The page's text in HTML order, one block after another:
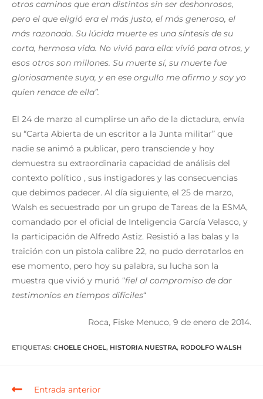
otros caminos que eran distintos sin ser deshonrosos,
pero el que eligió era el más justo, el más generoso, el
más razonado. Su lúcida muerte es una síntesis de su
corta, hermosa vida. No vivió para ella: vivió para otros, y
esos otros son millones. Su muerte sí, su muerte fue
gloriosamente suya, y en ese orgullo me afirmo y soy yo
quien renace de ella”.
El 24 de marzo al cumplirse un año de la dictadura, envía
su “Carta Abierta de un escritor a la Junta militar” que
nadie se animó a publicar, pero transciende y hoy
demuestra su extraordinaria capacidad de análisis del
contexto político , sus instigadores y las consecuencias
que debimos padecer. Al día siguiente, el 25 de marzo,
Walsh es secuestrado por un grupo de Tareas de la ESMA,
comandado por el oficial de Inteligencia García Velasco, y
la participación de Alfredo Astiz. Resistió a las balas y la
traición con un pistola calibre 22, no pudo derrotarlos en
ese momento, pero hoy su palabra, su lucha son la
muestra que vivió y murió “fiel al compromiso de dar
testimonios en tiempos difíciles“
Roca, Fiske Menuco, 9 de enero de 2014.
ETIQUETAS: CHOELE CHOEL, HISTORIA NUESTRA, RODOLFO WALSH
Entrada anterior